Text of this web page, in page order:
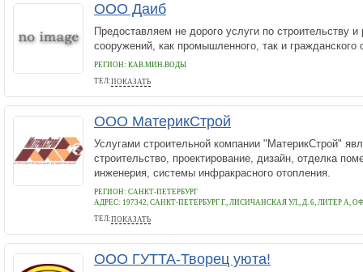
ООО Даиб
Предоставляем не дорого услуги по строительству
сооружений, как промышленного, так и гражданского
РЕГИОН: КАВ.МИН.ВОДЫ
ТЕЛ:ПОКАЗАТЬ
89280089879
ООО МатерикСтрой
Услугами строительной компании "МатерикСтрой"
строительство, проектирование, дизайн, отделка
инженерия, системы инфракрасного отопления.
РЕГИОН: САНКТ-ПЕТЕРБУРГ
АДРЕС: 197342, САНКТ-ПЕТЕРБУРГ Г., ЛИСИЧАНСКАЯ УЛ., Д. 6, ЛИТЕР А,
ТЕЛ:ПОКАЗАТЬ
8(812) 931-03-88
ООО ГУТТА-Творец уюта!